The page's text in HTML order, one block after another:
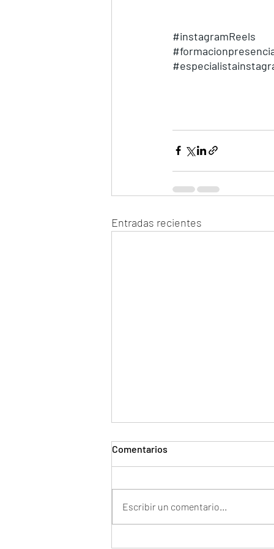
#instagramReels
Entradas recientes
Comentarios
Escribir un comentario...